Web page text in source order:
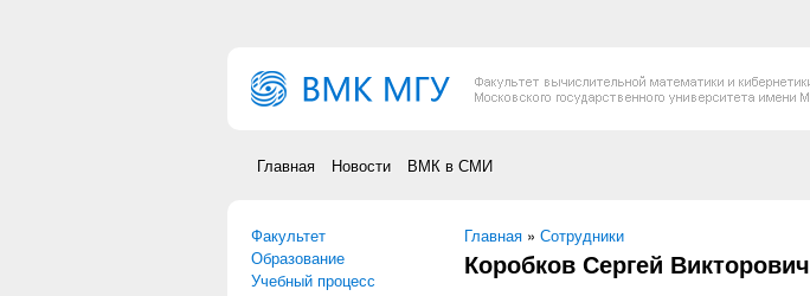
Главная Новости ВМК в СМИ
Факультет
Образование
Учебный процесс
Вы здесь
Главная » Сотрудники
Коробков Сергей Викторович